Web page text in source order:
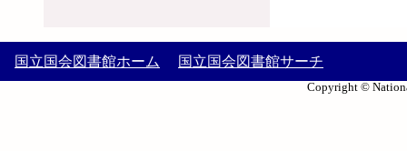
国立国会図書館ホーム 国立国会図書館サーチ
Copyright ©